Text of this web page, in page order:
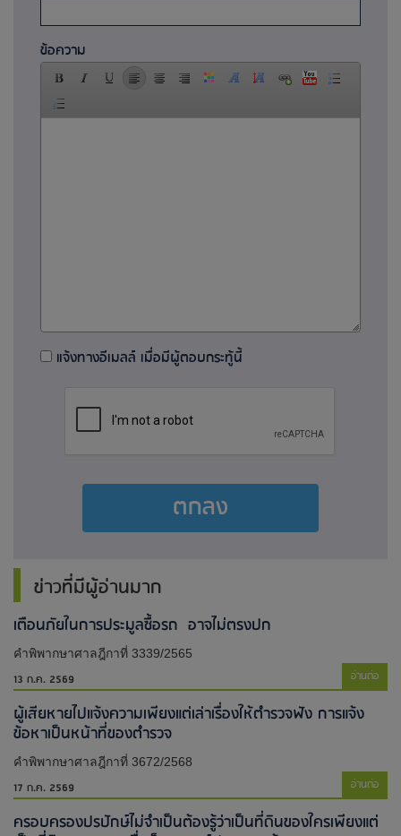
ข้อความ
แจ้งทางอีเมลล์ เมื่อมีผู้ตอบกระทู้นี้
ตกลง
ข่าวที่มีผู้อ่านมาก
เตือนภัยในการประมูลซื้อรถ อาจไม่ตรงปก
คำพิพากษาศาลฎีกาที่ 3339/2565
13 ก.ค. 2569 อ่านต่อ
ผู้เสียหายไปแจ้งความเพียงแต่เล่าเรื่องให้ตำรวจฟัง การแจ้ง
ข้อหาเป็นหน้าที่ของตำรวจ
คำพิพากษาศาลฎีกาที่ 3672/2568
17 ก.ค. 2569 อ่านต่อ
ครอบครองปรปักษ์ไม่จำเป็นต้องรู้ว่าเป็นที่ดินของใครเพียงแต่